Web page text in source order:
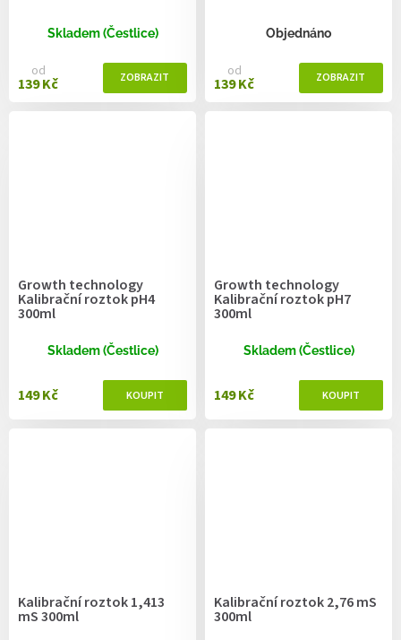
Skladem (Čestlice)
od
139 Kč
Objednáno
od
139 Kč
Growth technology
Kalibrační roztok pH4
300ml
Skladem (Čestlice)
149 Kč
Growth technology
Kalibrační roztok pH7
300ml
Skladem (Čestlice)
149 Kč
Kalibrační roztok 1,413
mS 300ml
Kalibrační roztok 2,76 mS
300ml